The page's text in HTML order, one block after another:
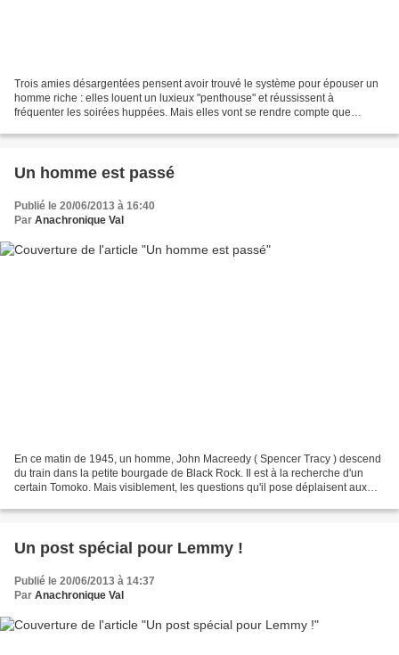
Trois amies désargentées pensent avoir trouvé le système pour épouser un
homme riche : elles louent un luxieux "penthouse" et réussissent à
fréquenter les soirées huppées. Mais elles vont se rendre compte que
Un homme est passé
Publié le 20/06/2013 à 16:40
Par Anachronique Val
En ce matin de 1945, un homme, John Macreedy ( Spencer Tracy ) descend
du train dans la petite bourgade de Black Rock. Il est à la recherche d'un
certain Tomoko. Mais visiblement, les questions qu'il pose déplaisent aux
Un post spécial pour Lemmy !
Publié le 20/06/2013 à 14:37
Par Anachronique Val